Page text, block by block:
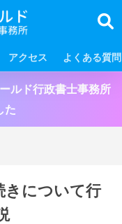
アクセス よくある質問
ルド行政書士事務所
た
きについて行